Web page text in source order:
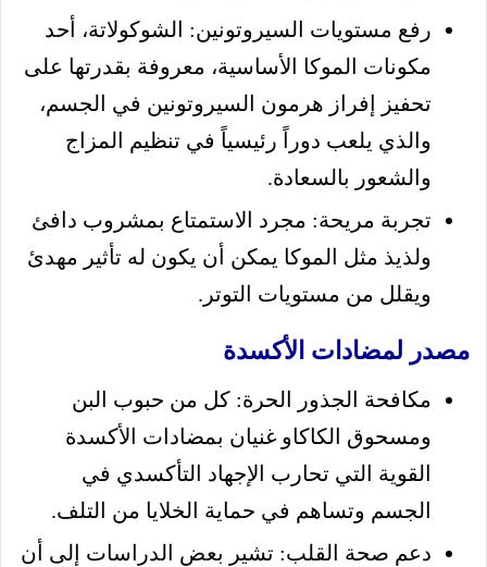
رفع مستويات السيروتونين: الشوكولاتة، أحد
مكونات الموكا الأساسية، معروفة بقدرتها على
تحفيز إفراز هرمون السيروتونين في الجسم،
والذي يلعب دوراً رئيسياً في تنظيم المزاج
والشعور بالسعادة.
تجربة مريحة: مجرد الاستمتاع بمشروب دافئ
ولذيذ مثل الموكا يمكن أن يكون له تأثير مهدئ
ويقلل من مستويات التوتر.
مصدر لمضادات الأكسدة
مكافحة الجذور الحرة: كل من حبوب البن
ومسحوق الكاكاو غنيان بمضادات الأكسدة
القوية التي تحارب الإجهاد التأكسدي في
الجسم وتساهم في حماية الخلايا من التلف.
دعم صحة القلب: تشير بعض الدراسات إلى أن